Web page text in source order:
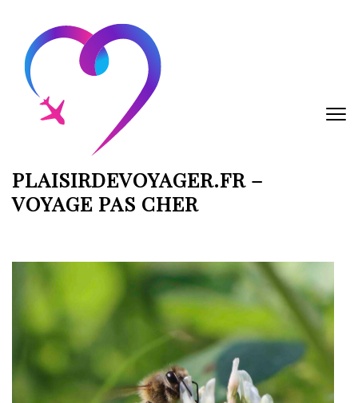
contenu
(Pressez
Entrée)
PLAISIRDEVOYAGER.FR –
VOYAGE PAS CHER